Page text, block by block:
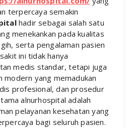
terpercaya semakin
hadir sebagai salah satu
menekankan pada kualitas
serta pengalaman pasien
ini tidak hanya
medis standar, tetapi juga
modern yang memadukan
profesional, dan prosedur
alnurhospital adalah
pelayanan kesehatan yang
bagi seluruh pasien.